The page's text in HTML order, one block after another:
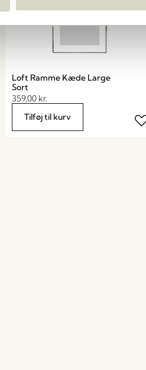
Loft Ramme Kæde Large
Sort
359,00 kr.
Tilføj til kurv